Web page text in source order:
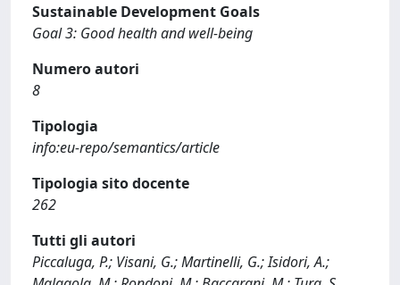
Sustainable Development Goals
Goal 3: Good health and well-being
Numero autori
8
Tipologia
info:eu-repo/semantics/article
Tipologia sito docente
262
Tutti gli autori
Piccaluga, P.; Visani, G.; Martinelli, G.; Isidori, A.;